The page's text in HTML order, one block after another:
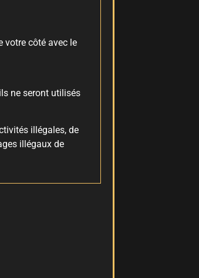
votre côté avec le
ne seront utilisés
illégales, de
illégaux de